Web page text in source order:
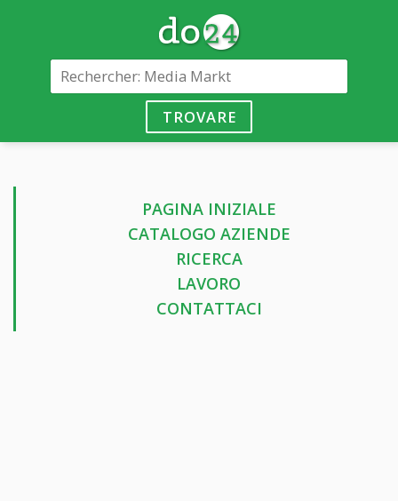
TROVARE
PAGINA INIZIALE
CATALOGO AZIENDE
RICERCA
LAVORO
CONTATTACI